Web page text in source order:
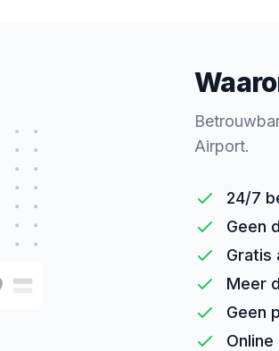
Airport.
24/7
Geen
Gratis
Meer
Geen